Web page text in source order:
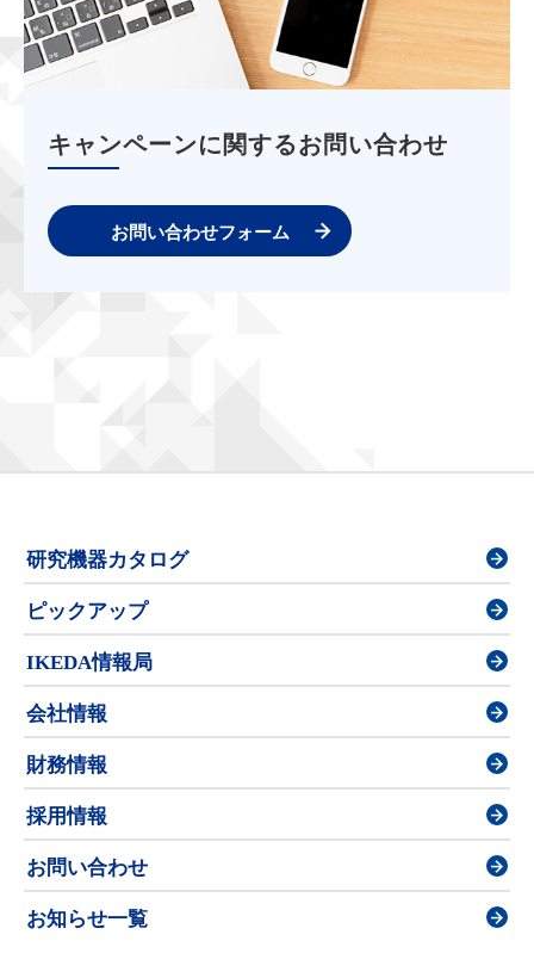
キャンペーンに関するお問い合わせ
お問い合わせフォーム
研究機器カタログ
ピックアップ
IKEDA情報局
会社情報
財務情報
採用情報
お問い合わせ
お知らせ一覧